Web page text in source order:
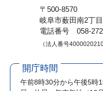
〒500-8570
岐阜市薮田南2丁
電話番号 058-
（法人番号
開庁時間
午前8時30分から午後5時